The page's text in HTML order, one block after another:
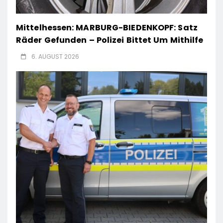
Mittelhessen: MARBURG-BIEDENKOPF: Satz
Räder Gefunden – Polizei Bittet Um Mithilfe
6. AUGUST 2026